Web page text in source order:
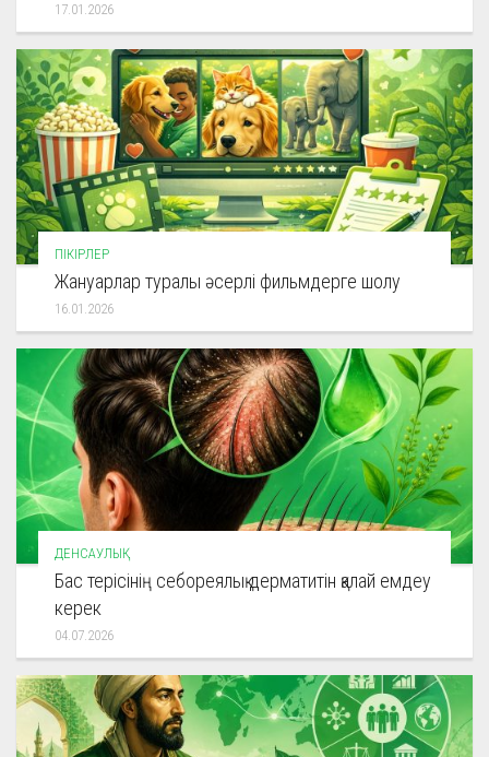
17.01.2026
ПІКІРЛЕР
Жануарлар туралы әсерлі фильмдерге шолу
16.01.2026
ДЕНСАУЛЫҚ
Бас терісінің себореялық дерматитін қалай емдеу
керек
04.07.2026